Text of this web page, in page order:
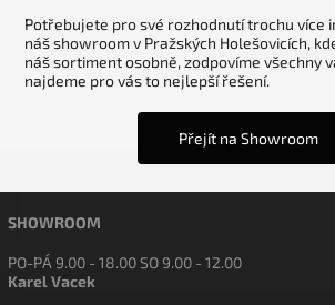
Potřebujete pro své rozhodnutí trochu více
náš showroom v Pražských Holešovicích,
náš sortiment osobně, zodpovíme všechny
najdeme pro vás to nejlepší řešení.
Přejít na Showroom
SHOWROOM
PO-PÁ 9.00 - 18.00 SO 9.00 - 12.00
Karel Vacek